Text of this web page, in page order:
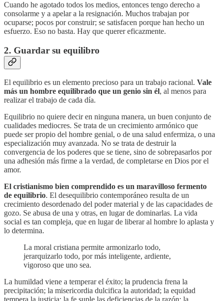
Cuando he agotado todos los medios, entonces tengo derecho a
consolarme y a apelar a la resignación. Muchos trabajan por
ocuparse; pocos por construir; se satisfacen porque han hecho un
esfuerzo. Eso no basta. Hay que querer eficazmente.
2. Guardar su equilibro
El equilibrio es un elemento precioso para un trabajo racional. Vale
más un hombre equilibrado que un genio sin él, al menos para
realizar el trabajo de cada día.
Equilibrio no quiere decir en ninguna manera, un buen conjunto de
cualidades mediocres. Se trata de un crecimiento armónico que
puede ser propio del hombre genial, o de una salud enfermiza, o una
especialización muy avanzada. No se trata de destruir la
convergencia de los poderes que se tiene, sino de sobrepasarlos por
una adhesión más firme a la verdad, de completarse en Dios por el
amor.
El cristianismo bien comprendido es un maravilloso fermento
de equilibrio. El desequilibrio contemporáneo resulta de un
crecimiento desordenado del poder material y de las capacidades de
gozo. Se abusa de una y otras, en lugar de dominarlas. La vida
social es tan compleja, que en lugar de liberar al hombre lo aplasta y
lo determina.
La moral cristiana permite armonizarlo todo,
jerarquizarlo todo, por más inteligente, ardiente,
vigoroso que uno sea.
La humildad viene a temperar el éxito; la prudencia frena la
precipitación; la misericordia dulcifica la autoridad; la equidad